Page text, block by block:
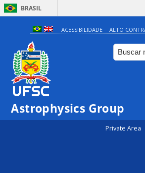
BRASIL
ACESSIBILIDADE ALTO
Astrophysics Group
Private Area